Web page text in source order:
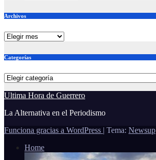
Archivos
Archivos
Categorías
Categorías
Ultima Hora de Guerrero
La Alternativa en el Periodismo
Funciona gracias a WordPress | Tema: Newsup
Home